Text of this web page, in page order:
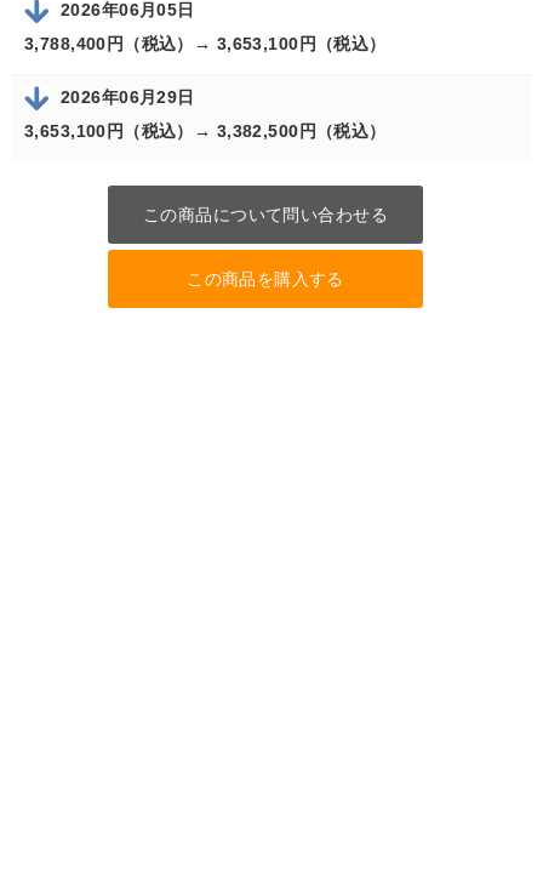
2026年06月05日
3,788,400円（税込）→ 3,653,100円（税込）
2026年06月29日
3,653,100円（税込）→ 3,382,500円（税込）
この商品について問い合わせる
この商品を購入する